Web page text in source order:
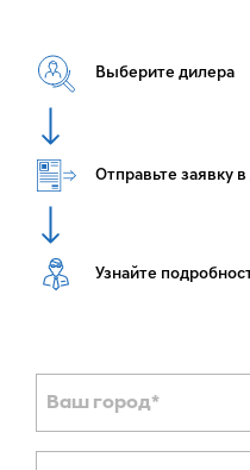
Выберите дилера
Отправьте заявку
Узнайте
Ваш город*